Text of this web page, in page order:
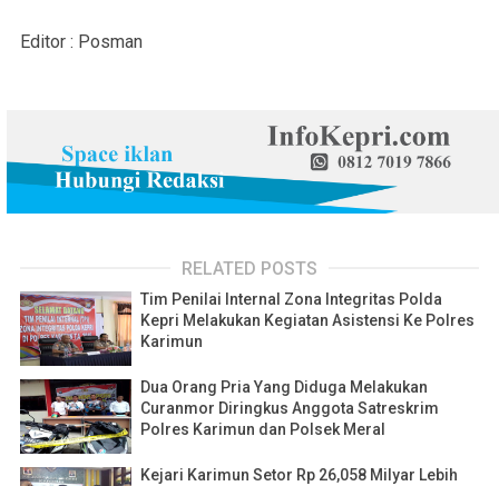
Editor : Posman
RELATED POSTS
Tim Penilai Internal Zona Integritas Polda
Kepri Melakukan Kegiatan Asistensi Ke Polres
Karimun
Dua Orang Pria Yang Diduga Melakukan
Curanmor Diringkus Anggota Satreskrim
Polres Karimun dan Polsek Meral
Kejari Karimun Setor Rp 26,058 Milyar Lebih